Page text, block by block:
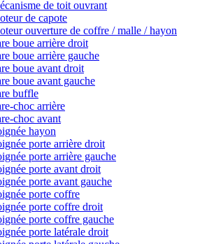
de toit ouvrant
de capote
ouverture de coffre / malle / hayon
boue arrière droit
boue arrière gauche
boue avant droit
boue avant gauche
buffle
choc arrière
choc avant
hayon
porte arrière droit
porte arrière gauche
porte avant droit
porte avant gauche
porte coffre
porte coffre droit
porte coffre gauche
porte latérale droit